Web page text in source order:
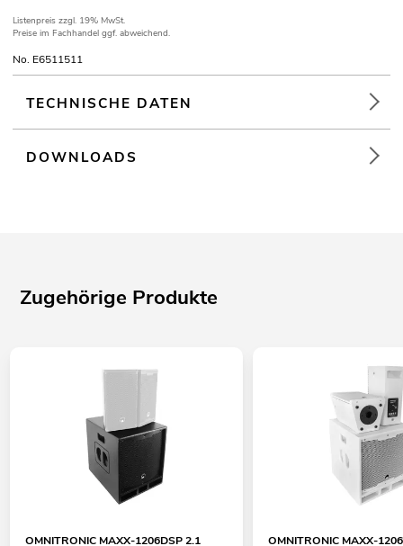
Listenpreis zzgl. 19% MwSt.
Preise im Fachhandel ggf. abweichend.
No. E6511511
TECHNISCHE DATEN
DOWNLOADS
Zugehörige Produkte
OMNITRONIC MAXX-1206DSP 2.1 OMNITRONIC MAXX-